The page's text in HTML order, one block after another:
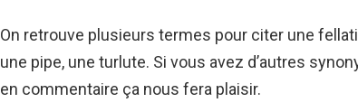
On retrouve plusieurs termes pour citer une
une pipe, une turlute. Si vous avez d’autres
en commentaire ça nous fera plaisir.